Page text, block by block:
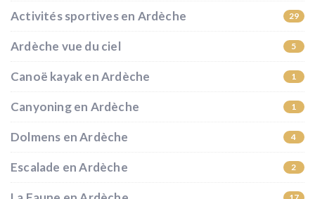
Activités sportives en Ardèche 29
Ardèche vue du ciel 5
Canoë kayak en Ardèche 1
Canyoning en Ardèche 1
Dolmens en Ardèche 4
Escalade en Ardèche 2